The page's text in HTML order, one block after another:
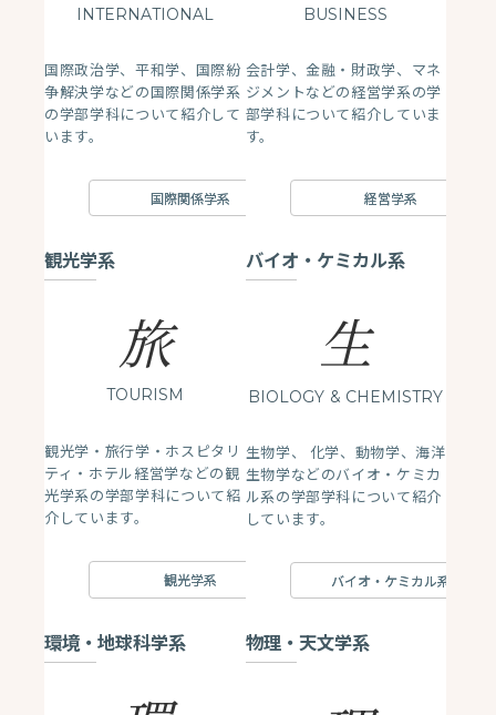
INTERNATIONAL
国際政治学、平和学、国際紛
争解決学などの国際関係学系
の学部学科について紹介して
います。
国際関係学系
BUSINESS
会計学、金融・財政学、マネ
ジメントなどの経営学系の学
部学科について紹介していま
す。
経営学系
観光学系
旅
TOURISM
観光学・旅行学・ホスピタリ
ティ・ホテル経営学などの観
光学系の学部学科について紹
介しています。
観光学系
バイオ・ケミカル系
生
BIOLOGY & CHEMISTRY
生物学、 化学、動物学、海洋
生物学などのバイオ・ケミカ
ル系の学部学科について紹介
しています。
バイオ・ケミカル系
環境・地球科学系 物理・天文学系